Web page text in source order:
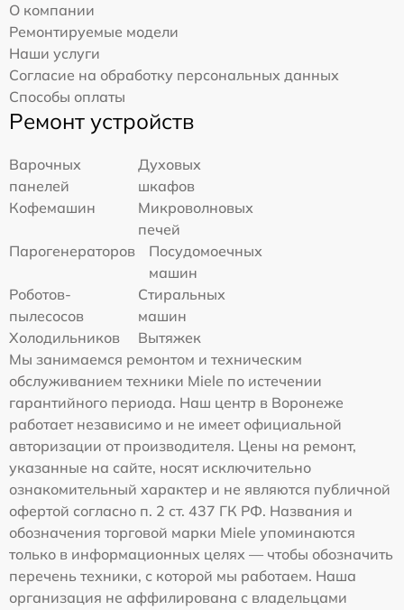
О компании
Ремонтируемые модели
Наши услуги
Согласие на обработку персональных данных
Способы оплаты
Ремонт устройств
Варочных
панелей
Духовых
шкафов
Кофемашин
Микроволновых
печей
Парогенераторов
Посудомоечных
машин
Роботов-
пылесосов
Стиральных
машин
Холодильников
Вытяжек
Мы занимаемся ремонтом и техническим
обслуживанием техники Miele по истечении
гарантийного периода. Наш центр в Воронеже
работает независимо и не имеет официальной
авторизации от производителя. Цены на ремонт,
указанные на сайте, носят исключительно
ознакомительный характер и не являются публичной
офертой согласно п. 2 ст. 437 ГК РФ. Названия и
обозначения торговой марки Miele упоминаются
только в информационных целях — чтобы обозначить
перечень техники, с которой мы работаем. Наша
организация не аффилирована с владельцами